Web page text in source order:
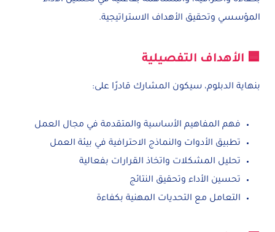
المؤسسي وتحقيق الأهداف الاستراتيجية.
🟦 الأهداف التفصيلية
بنهاية الدبلوم، سيكون المشارك قادرًا على:
فهم المفاهيم الأساسية والمتقدمة في مجال العمل
تطبيق الأدوات والنماذج الاحترافية في بيئة العمل
تحليل المشكلات واتخاذ القرارات بفعالية
تحسين الأداء وتحقيق النتائج
التعامل مع التحديات المهنية بكفاءة